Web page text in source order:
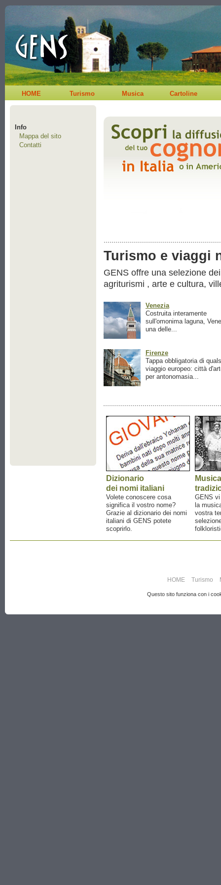
HOME Turismo Musica Cartoline
Info
Mappa del sito
Contatti
Turismo e viaggi
GENS offre una selezione
agriturismi , arte e cultura,
Venezia
Costruita interamente
sull'omonima laguna,
una delle...
Firenze
Tappa obbligatoria di
viaggio europeo: città
per antonomasia...
Dizionario
dei nomi italiani
Volete conoscere cosa
significa il vostro nome?
Grazie al dizionario dei nomi
italiani di GENS potete
scoprirlo.
Musica
GENS
la
vostra
HOME Turismo
Questo sito funziona con i